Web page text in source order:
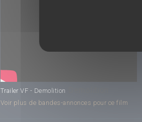
Trailer VF - Demolition
Voir plus de bandes-annonces pour ce film